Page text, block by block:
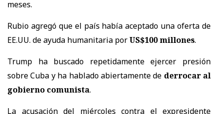
meses.
Rubio agregó que el país había aceptado una oferta de
EE.UU. de ayuda humanitaria porUS$100 millones.
Trump ha buscado repetidamente ejercer presión
sobre Cuba y ha hablado abiertamente de derrocar al
gobierno comunista.
La acusación del miércoles contra el expresidente